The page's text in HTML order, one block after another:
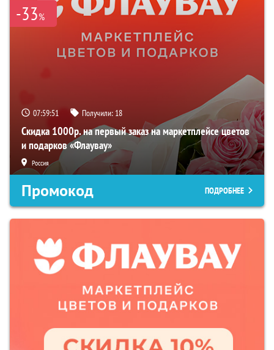
-33%
07:59:50 Получили: 18
Скидка 1000р. на первый заказ на маркетплейсе цветов
и подарков «Флаувау»
Россия
Промокод ПОДРОБНЕЕ